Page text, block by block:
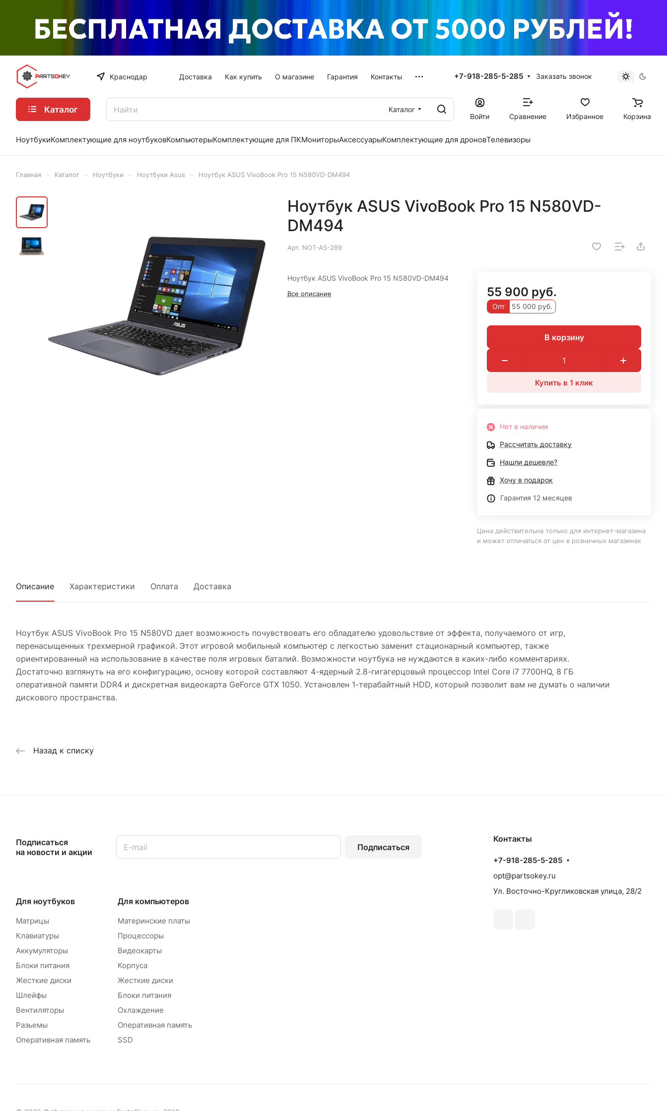
Краснодар Доставка Как купить О магазине Гарантия Контакты +7-918-285-5-285 Заказать звонок
Каталог
Каталог
Войти
Сравнение Избранное Корзина
НоутбукиКомплектующие для ноутбуковКомпьютерыКомплектующие для ПКМониторыАксессуарыКомплектующие для дроновТелевизоры
Главная Каталог Ноутбуки Ноутбуки Asus Ноутбук ASUS VivoBook Pro 15 N580VD-DM494
Ноутбук ASUS VivoBook Pro 15 N580VD-
DM494
Арт. NOT-AS-289
Ноутбук ASUS VivoBook Pro 15 N580VD-DM494
Все описание 55 900 руб.
Опт 55 000 руб.
В корзину
Купить в 1 клик
Нет в наличии
Рассчитать доставку
Нашли дешевле?
Хочу в подарок
Гарантия 12 месяцев
Цена действительна только для интернет-магазина
и может отличаться от цен в розничных магазинах
Описание Характеристики Оплата Доставка
Ноутбук ASUS VivoBook Pro 15 N580VD дает возможность почувствовать его обладателю удовольствие от эффекта, получаемого от игр,
перенасыщенных трехмерной графикой. Этот игровой мобильный компьютер с легкостью заменит стационарный компьютер, также
ориентированный на использование в качестве поля игровых баталий. Возможности ноутбука не нуждаются в каких-либо комментариях.
Достаточно взглянуть на его конфигурацию, основу которой составляют 4-ядерный 2.8-гигагерцовый процессор Intel Core i7 7700HQ, 8 ГБ
оперативной памяти DDR4 и дискретная видеокарта GeForce GTX 1050. Установлен 1-терабайтный HDD, который позволит вам не думать о наличии
дискового пространства.
Назад к списку
Подписаться
на новости и акции
Подписаться
Для ноутбуков
Матрицы
Клавиатуры
Аккумуляторы
Блоки питания
Жесткие диски
Шлейфы
Вентиляторы
Разьемы
Оперативная память
Для компьютеров
Материнские платы
Процессоры
Видеокарты
Корпуса
Жесткие диски
Блоки питания
Охлаждение
Оперативная память
SSD
Контакты
+7-918-285-5-285
opt@partsokey.ru
Ул. Восточно-Кругликовская улица, 28/2